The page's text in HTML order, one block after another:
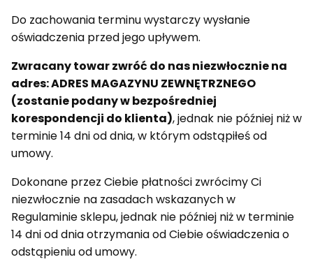
Do zachowania terminu wystarczy wysłanie
oświadczenia przed jego upływem.
Zwracany towar zwróć do nas niezwłocznie na
adres: ADRES MAGAZYNU ZEWNĘTRZNEGO
(zostanie podany w bezpośredniej
korespondencji do klienta), jednak nie później niż w
terminie 14 dni od dnia, w którym odstąpiłeś od
umowy.
Dokonane przez Ciebie płatności zwrócimy Ci
niezwłocznie na zasadach wskazanych w
Regulaminie sklepu, jednak nie później niż w terminie
14 dni od dnia otrzymania od Ciebie oświadczenia o
odstąpieniu od umowy.